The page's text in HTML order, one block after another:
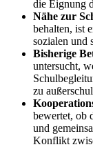
die Eignung
Nähe zur
behalten, ist
sozialen und
Bisherige
untersucht,
zu
bewertet, ob
und
Konflikt